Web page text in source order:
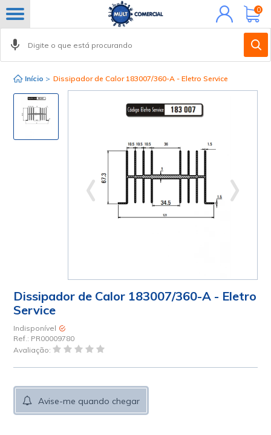
Minha
conta
0
Início > Dissipador de Calor 183007/360-A - Eletro Service
Dissipador de Calor 183007/360-A - Eletro
Service
Indisponível
Ref.: PR00009780
Avaliação:
Avise-me quando chegar